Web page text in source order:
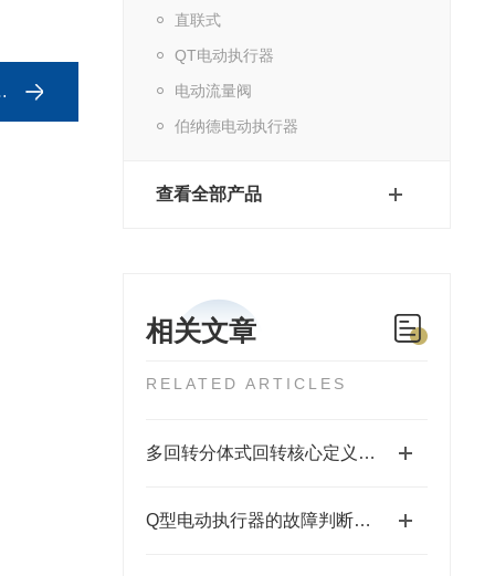
直联式
QT电动执行器
电动流量阀
伯纳德电动执行器
查看全部产品
相关文章
RELATED ARTICLES
多回转分体式回转核心定义与结构
Q型电动执行器的故障判断和维护保养方法